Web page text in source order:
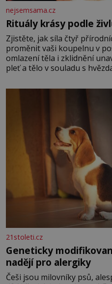
nejsemsama.cz
Rituály krásy podle
Zjistěte, jak síla čtyř
proměnit vaši koupelnu v
omlazení těla i zklidnění
pleť a tělo v souladu s
povaze, ale i v potřebách
Ženy narozené ve znamení
nesou žár, odvahu a
21stoleti.cz
Geneticky
nadějí pro alergiky
Češi jsou milovníky psů,